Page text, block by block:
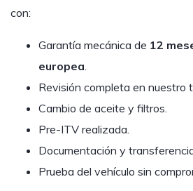
con:
Garantía mecánica de 12
europea.
Revisión completa en nuestro
Cambio de aceite y filtros.
Pre-ITV realizada.
Documentación y
Prueba del vehículo sin